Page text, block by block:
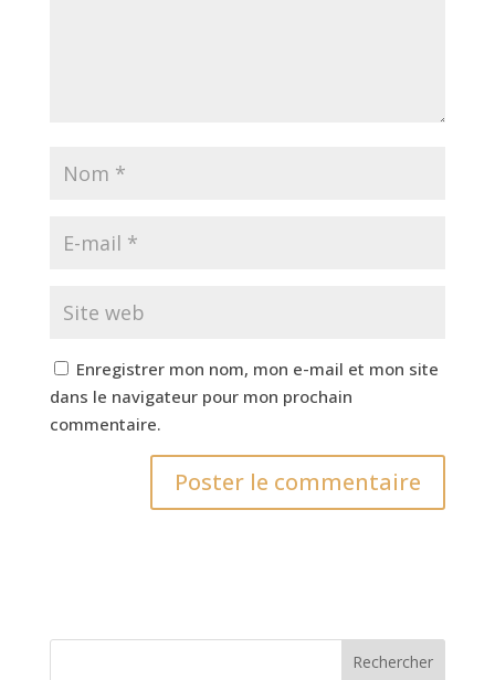
Enregistrer mon nom, mon e-mail et mon site
dans le navigateur pour mon prochain
commentaire.